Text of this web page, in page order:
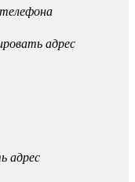
адрес
адрес